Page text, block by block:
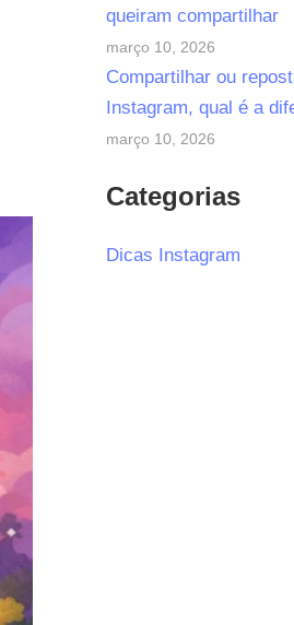
queiram compartilhar
março 10, 2026
Compartilhar ou
Instagram, qual é a
março 10, 2026
Categorias
Dicas Instagram